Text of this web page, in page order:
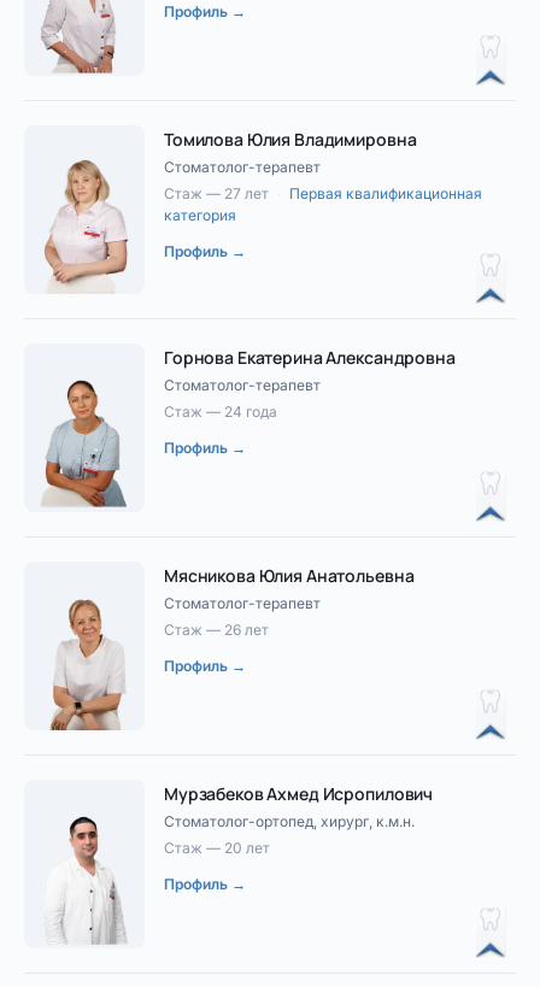
Профиль →
Томилова Юлия Владимировна
Стоматолог-терапевт
Стаж — 27 лет · Первая квалификационная
категория
Профиль →
Горнова Екатерина Александровна
Стоматолог-терапевт
Стаж — 24 года
Профиль →
Мясникова Юлия Анатольевна
Стоматолог-терапевт
Стаж — 26 лет
Профиль →
Мурзабеков Ахмед Исропилович
Стоматолог-ортопед, хирург, к.м.н.
Стаж — 20 лет
Профиль →